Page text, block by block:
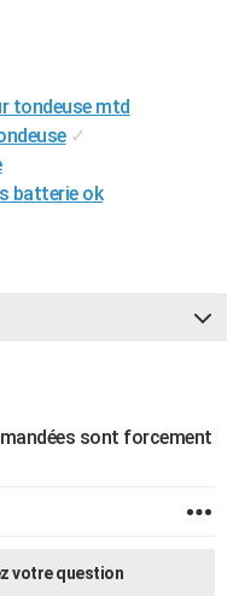
tondeuse mtd
✓
batterie ok
sont forcement
votre question